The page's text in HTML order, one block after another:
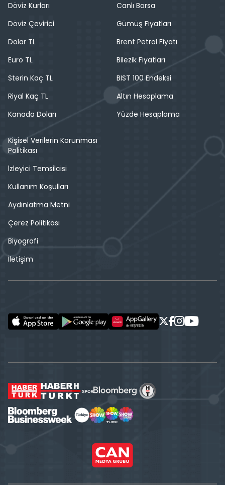
Döviz Kurları
Döviz Çevirici
Dolar TL
Euro TL
Sterin Kaç TL
Riyal Kaç TL
Kanada Doları
Canlı Borsa
Gümüş Fiyatları
Brent Petrol Fiyatı
Bilezik Fiyatları
BIST 100 Endeksi
Altın Hesaplama
Yüzde Hesaplama
Kişisel Verilerin Korunması
Politikası
İzleyici Temsilcisi
Kullanım Koşulları
Aydınlatma Metni
Çerez Politikası
Biyografi
İletişim